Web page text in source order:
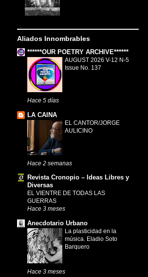
Aliados Innombrables
******OUR POETRY ARCHIVE******
AUGUST 2026 V-12 N-5
Issue No. 137
Hace 5 días
LA CAINA
EL CANTOR/JORGE
AULICINO
Hace 2 semanas
Revista Cronopio – Ideas Libres y
Diversas
EL VIENTRE DE TODAS LAS
GUERRAS
Hace 3 meses
Anecdotario Urbano
La plasticidad en la
música. Eladio Soto
Barquero
Hace 3 meses